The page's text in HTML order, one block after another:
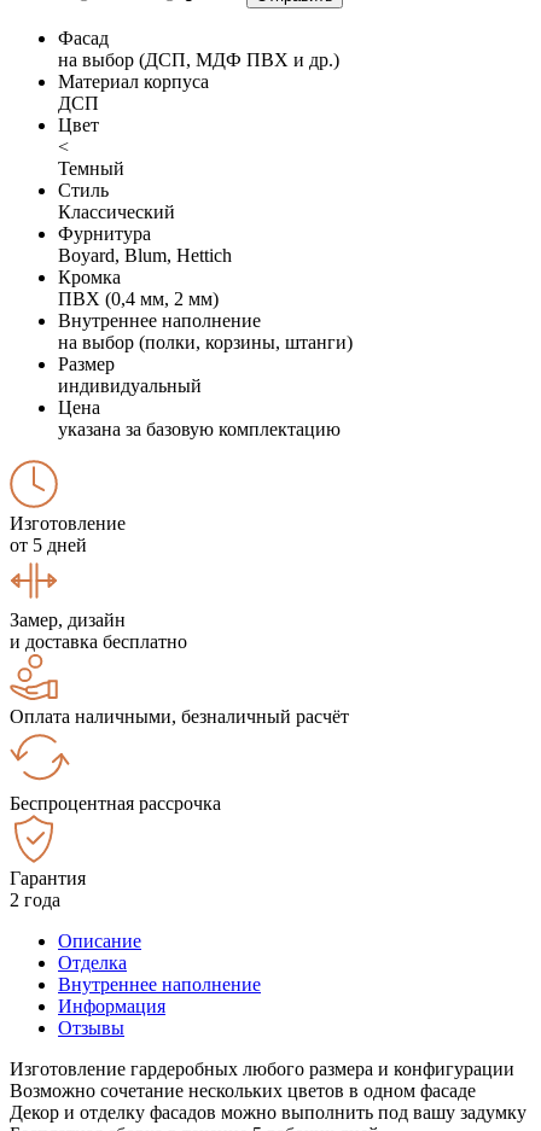
Фасад
на выбор (ДСП, МДФ ПВХ и др.)
Материал корпуса
ДСП
Цвет
<
Темный
Стиль
Классический
Фурнитура
Boyard, Blum, Hettich
Кромка
ПВХ (0,4 мм, 2 мм)
Внутреннее наполнение
на выбор (полки, корзины, штанги)
Размер
индивидуальный
Цена
указана за базовую комплектацию
Изготовление
от 5 дней
Замер, дизайн
и доставка бесплатно
Оплата наличными, безналичный расчёт
Беспроцентная рассрочка
Гарантия
2 года
Описание
Отделка
Внутреннее наполнение
Информация
Отзывы
Изготовление гардеробных любого размера и конфигурации
Возможно сочетание нескольких цветов в одном фасаде
Декор и отделку фасадов можно выполнить под вашу задумку